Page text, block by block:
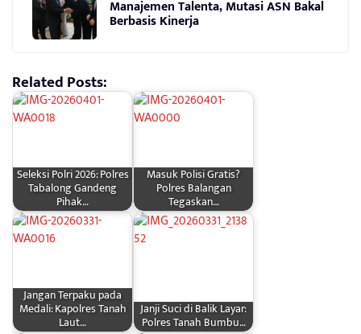
Manajemen Talenta, Mutasi ASN Bakal
Berbasis Kinerja
Related Posts:
Seleksi Polri 2026: Polres
Tabalong Gandeng
Pihak…
Masuk Polisi Gratis?
Polres Balangan
Tegaskan…
Jangan Terpaku pada
Medali: Kapolres Tanah
Laut…
Janji Suci di Balik Layar:
Polres Tanah Bumbu…